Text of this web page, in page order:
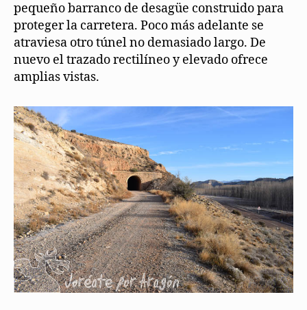
pequeño barranco de desagüe construido para
proteger la carretera. Poco más adelante se
atraviesa otro túnel no demasiado largo. De
nuevo el trazado rectilíneo y elevado ofrece
amplias vistas.